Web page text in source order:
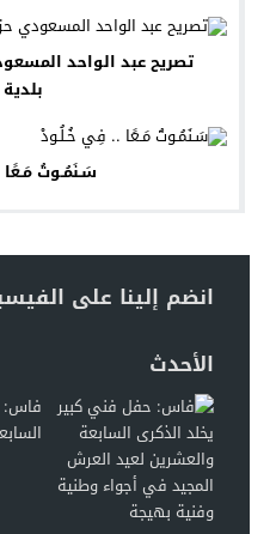
تصريح عبد الواحد
سَـنَمُـوتُ
انضم إلينا على
الأحدث
فاس: